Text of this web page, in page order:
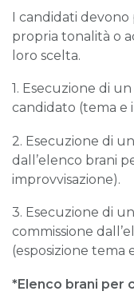
I candidati devono
propria tonalità o
loro scelta.
1. Esecuzione di
candidato (tema e
2. Esecuzione di
dall’elenco brani
improvvisazione).
3. Esecuzione di
commissione
(esposizione tema
*Elenco brani per